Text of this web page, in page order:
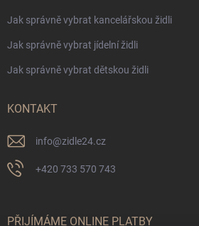
Jak správně vybrat kancelářskou židli
Jak správně vybrat jídelní židli
Jak správně vybrat dětskou židli
KONTAKT
info@zidle24.cz
+420 733 570 743
PŘIJÍMÁME ONLINE PLATBY